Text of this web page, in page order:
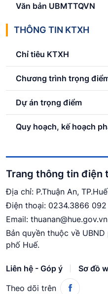
Văn bản UBMTTQVN
THÔNG TIN KTXH
Chỉ tiêu KTXH
Chương trình trọng
Dự án trọng điểm
Quy hoạch, kế hoạch
Trang thông tin điện
Địa chỉ: P.Thuận An, TP.Huế
Điện thoại: 0234.3866 092
Email: thuanan@hue.gov.vn
Bản quyền thuộc về
phố Huế.
Liên hệ - Góp ý
Sơ đồ
Theo dõi trên